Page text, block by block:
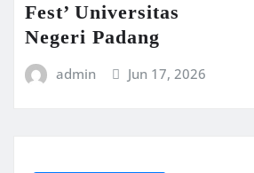
Fest’ Universitas
Negeri Padang
admin Jun 17, 2026